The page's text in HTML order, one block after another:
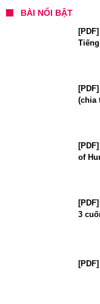
BÀI NỔI BẬT
(chia
of
3